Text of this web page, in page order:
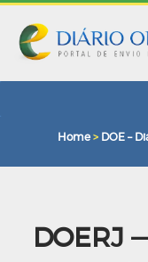
Home > DOE –
DOERJ